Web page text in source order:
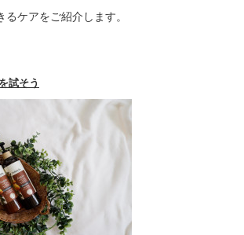
ケアをご紹介します。
試そう